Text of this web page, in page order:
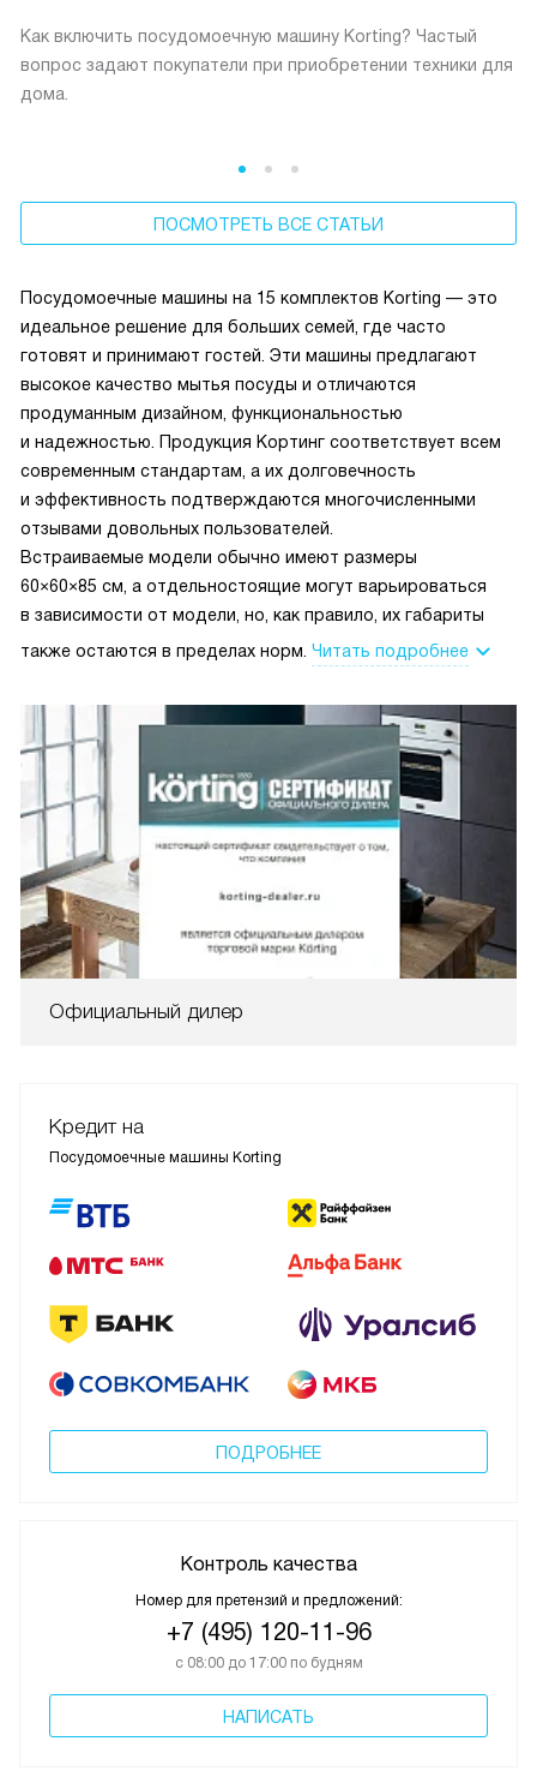
Как включить посудомоечную машину Korting? Частый
вопрос задают покупатели при приобретении техники для
дома.
ПОСМОТРЕТЬ ВСЕ СТАТЬИ
Посудомоечные машины на 15 комплектов Korting — это
идеальное решение для больших семей, где часто
готовят и принимают гостей. Эти машины предлагают
высокое качество мытья посуды и отличаются
продуманным дизайном, функциональностью
и надежностью. Продукция Кортинг соответствует всем
современным стандартам, а их долговечность
и эффективность подтверждаются многочисленными
отзывами довольных пользователей.
Встраиваемые модели обычно имеют размеры
60×60×85 см, а отдельностоящие могут варьироваться
в зависимости от модели, но, как правило, их габариты
также остаются в пределах норм. Читать подробнее
Официальный дилер
Кредит на
Посудомоечные машины Korting
ПОДРОБНЕЕ
Контроль качества
Номер для претензий и предложений:
+7 (495) 120-11-96
с 08:00 до 17:00 по будням
НАПИСАТЬ